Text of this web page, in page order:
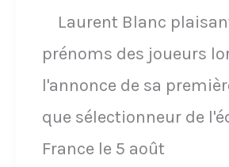
avec
les
Bleus
en
8e
de
finale
de
Laurent Blanc
prénoms des joueurs
l'annonce de sa
que sélectionneur de
France le 5 août